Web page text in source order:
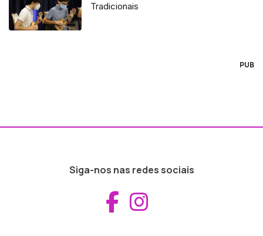
Tradicionais
PUB
Siga-nos nas redes sociais
Aceder ao